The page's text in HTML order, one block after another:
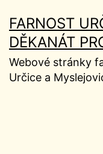
obsahu
FARNOST
DĚKANÁT
Webové stránky
Určice a